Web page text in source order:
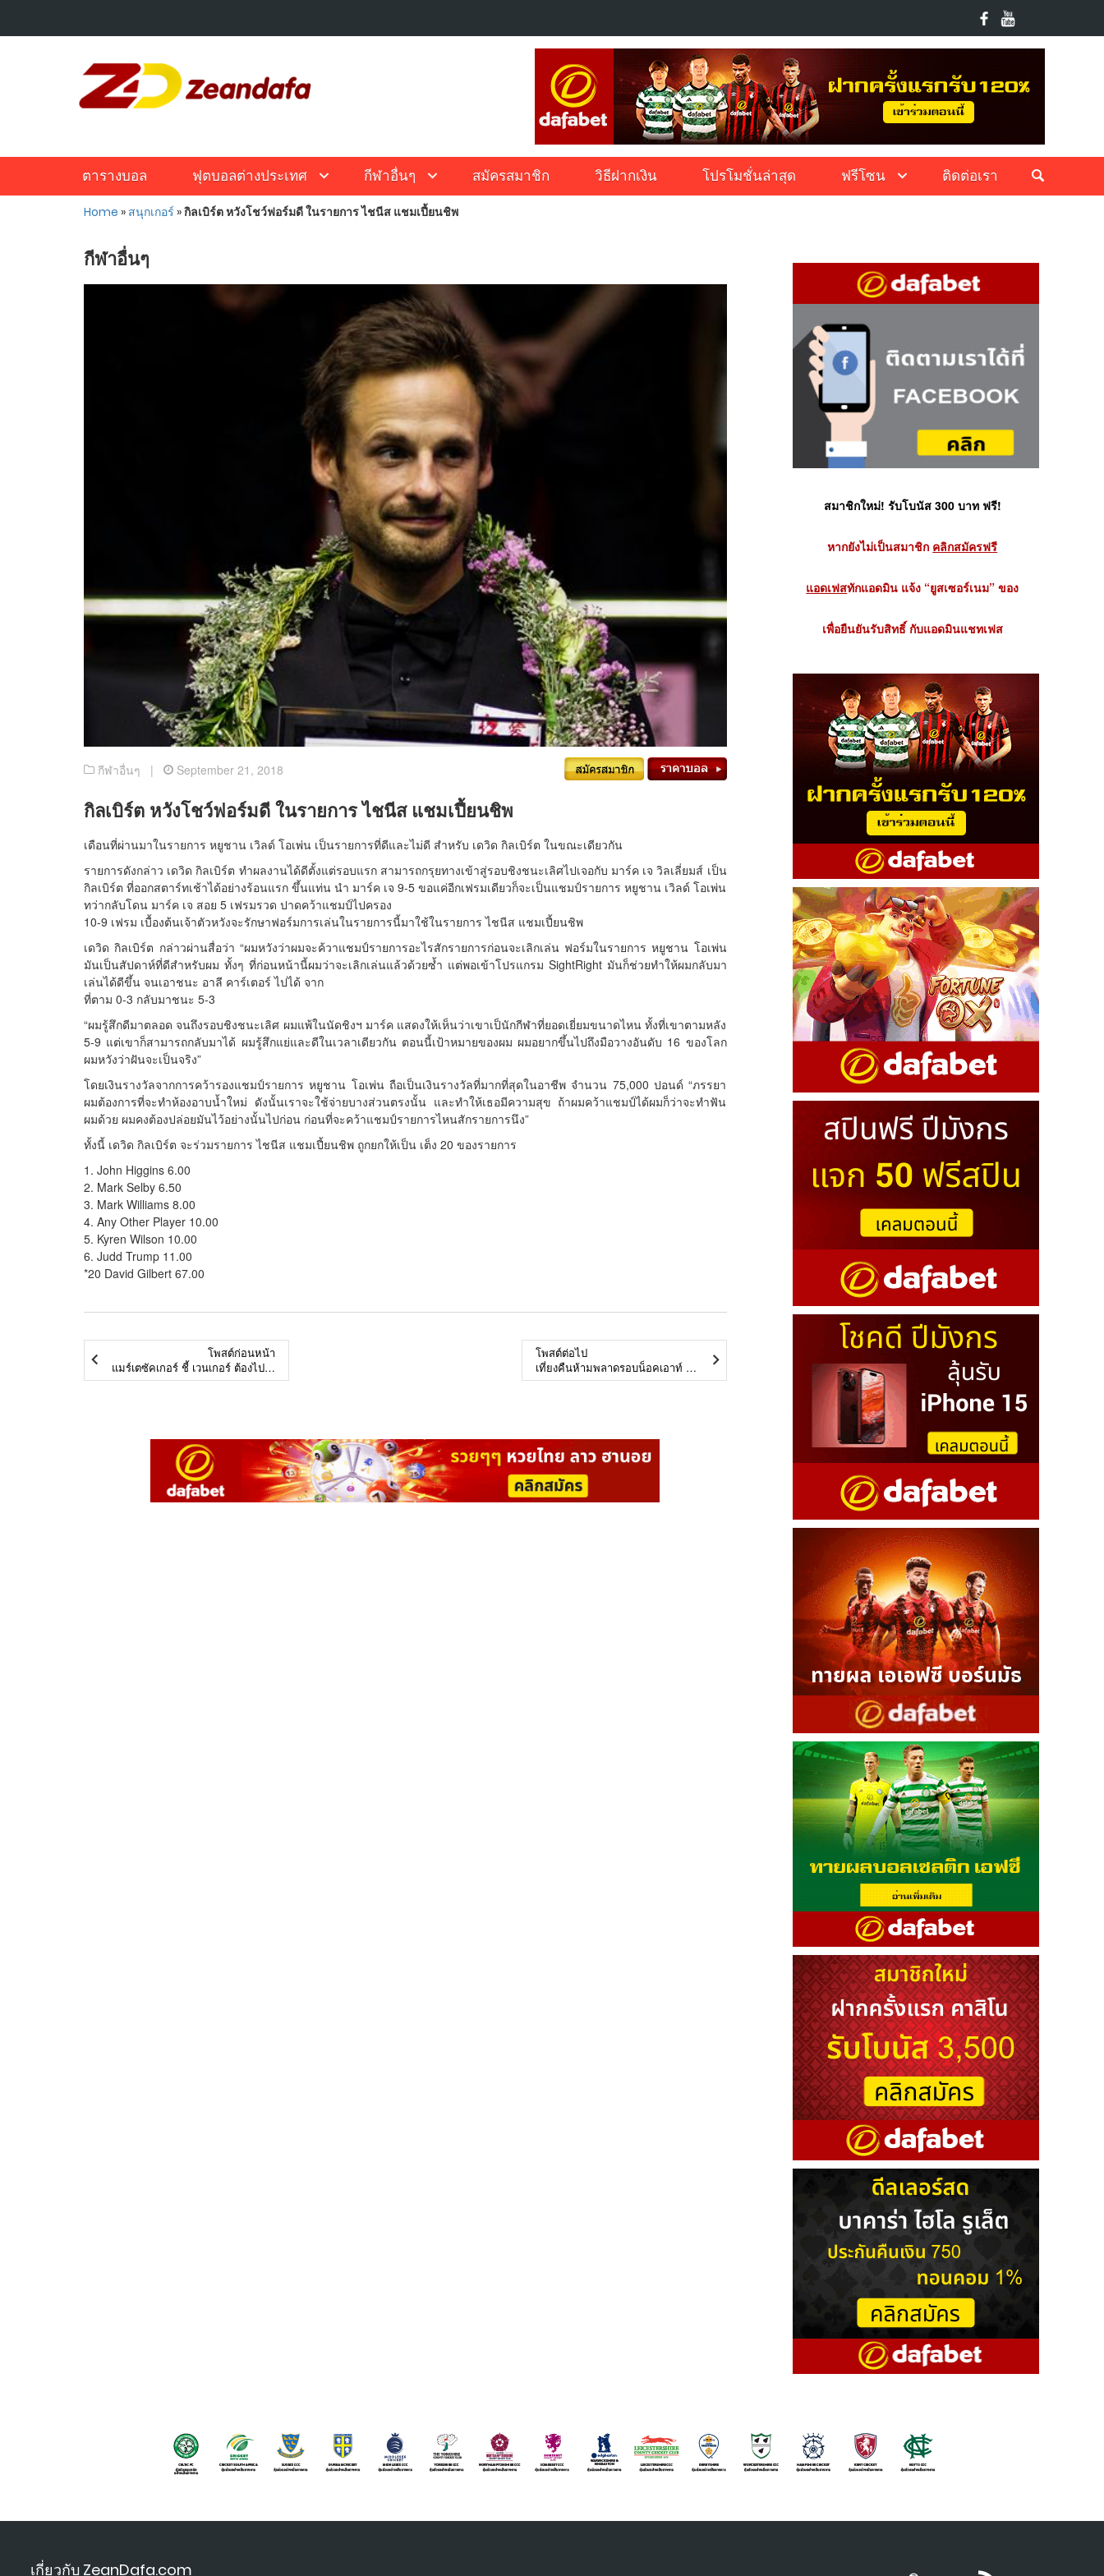
ตารางบอล ฟุตบอลต่างประเทศ กีฬาอื่นๆ สมัครสมาชิก วิธีฝากเงิน โปรโมชั่นล่าสุด ฟรีโซน ติดต่อเรา
Home » สนุกเกอร์ »กิลเบิร์ต หวังโชว์ฟอร์มดี ในรายการ ไชนีส แชมเปี้ยนชิพ
กีฬาอื่นๆ
กีฬาอื่นๆ | September 21, 2018
กิลเบิร์ต หวังโชว์ฟอร์มดี ในรายการ ไชนีส แชมเปี้ยนชิพ
เดือนที่ผ่านมาในรายการ หยูชาน เวิลด์ โอเพ่น เป็นรายการที่ดีและไม่ดี สำหรับ เดวิด กิลเบิร์ต ในขณะเดียวกัน
รายการดังกล่าว เดวิด กิลเบิร์ต ทำผลงานได้ดีตั้งแต่รอบแรก สามารถกรุยทางเข้าสู่รอบชิงชนะเลิศไปเจอกับ มาร์ค เจ วิลเลี่ยมส์ เป็น
กิลเบิร์ต ที่ออกสตาร์ทเช้าได้อย่างร้อนแรก ขึ้นแท่น นำ มาร์ค เจ 9-5 ขอแค่อีกเฟรมเดียวก็จะเป็นแชมป์รายการ หยูชาน เวิลด์ โอเพ่น
ทว่ากลับโดน มาร์ค เจ สอย 5 เฟรมรวด ปาดคว้าแชมป์ไปครอง
10-9 เฟรม เบื้องต้นเจ้าตัวหวังจะรักษาฟอร์มการเล่นในรายการนี้มาใช้ในรายการ ไชนีส แชมเปี้ยนชิพ
เดวิด กิลเบิร์ต กล่าวผ่านสื่อว่า “ผมหวังว่าผมจะค้วาแชมป์รายการอะไรสักรายการก่อนจะเลิกเล่น ฟอร์มในรายการ หยูชาน โอเพ่น
มันเป็นสัปดาห์ที่ดีสำหรับผม ทั้งๆ ที่ก่อนหน้านี้ผมว่าจะเลิกเล่นแล้วด้วยซ้ำ แต่พอเข้าโปรแกรม SightRight มันก็ช่วยทำให้ผมกลับมา
เล่นได้ดีขึ้น จนเอาชนะ อาลี คาร์เตอร์ ไปได้ จาก
ที่ตาม 0-3 กลับมาชนะ 5-3
“ผมรู้สึกดีมาตลอด จนถึงรอบชิงชนะเลิศ ผมแพ้ในนัดชิงฯ มาร์ค แสดงให้เห็นว่าเขาเป็นักกีฬาที่ยอดเยี่ยมขนาดไหน ทั้งที่เขาตามหลัง
5-9 แต่เขาก็สามารถกลับมาได้ ผมรู้สึกแย่และดีในเวลาเดียวกัน ตอนนี้เป้าหมายของผม ผมอยากขึ้นไปถึงมือวางอันดับ 16 ของโลก
ผมหวังว่าฝันจะเป็นจริง”
โดยเงินรางวัลจากการคว้ารองแชมป์รายการ หยูชาน โอเพ่น ถือเป็นเงินรางวัลที่มากที่สุดในอาชีพ จำนวน 75,000 ปอนด์ “ภรรยา
ผมต้องการที่จะทำห้องอาบน้ำใหม่ ดังนั้นเราจะใช้จ่ายบางส่วนตรงนั้น และทำให้เธอมีความสุข ถ้าผมคว้าแชมป์ได้ผมก็ว่าจะทำฟัน
ผมด้วย ผมคงต้องปล่อยมันไว้อย่างนั้นไปก่อน ก่อนที่จะคว้าแชมป์รายการไหนสักรายการนึง”
ทั้งนี้ เดวิด กิลเบิร์ต จะร่วมรายการ ไชนีส แชมเปี้ยนชิพ ถูกยกให้เป็น เต็ง 20 ของรายการ
1. John Higgins 6.00
2. Mark Selby 6.50
3. Mark Williams 8.00
4. Any Other Player 10.00
5. Kyren Wilson 10.00
6. Judd Trump 11.00
*20 David Gilbert 67.00
โพสต์ก่อนหน้า
แมร์เตซัคเกอร์ ชี้ เวนเกอร์ ต้องไป เพราะนักเตะเป็นต้นเหตุ
โพสต์ต่อไป
เที่ยงคืนห้ามพลาดรอบน็อคเอาท์ THE KUALA LUMPUR MAJOR QUALIFIER โซน อเมริกาเหนือ
สมาชิกใหม่! รับโบนัส 300 บาท ฟรี!
หากยังไม่เป็นสมาชิก คลิกสมัครฟรี
แอดเฟสทักแอดมิน แจ้ง “ยูสเซอร์เนม” ของ
เพื่อยืนยันรับสิทธิ์ กับแอดมินแชทเฟส
เกี่ยวกับ ZeanDafa.com